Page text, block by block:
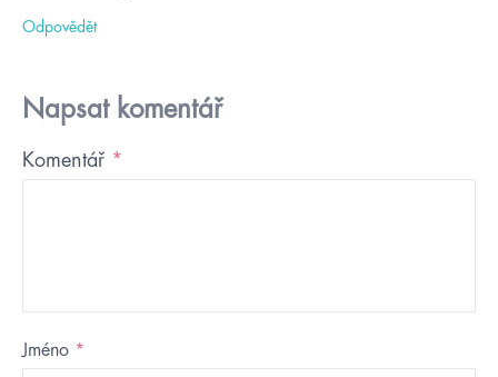
Odpovědět
Napsat komentář
Komentář *
Jméno *